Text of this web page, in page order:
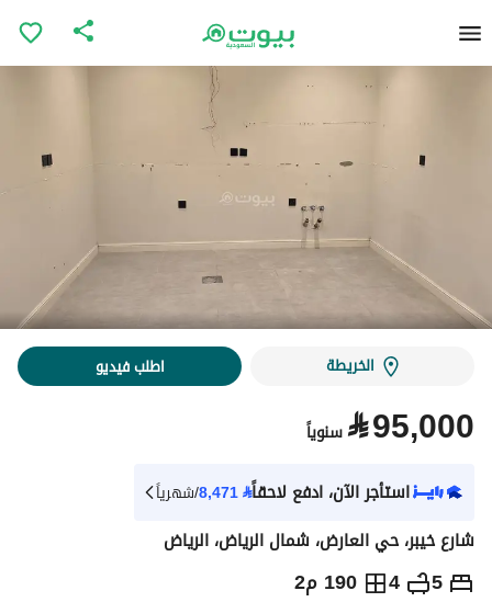
الخريطة اطلب فيديو
⃁95,000 سنوياً
استأجر الآن، ادفع لاحقاً⃁
8,471/شهرياً
شارع خيبر، حي العارض، شمال الرياض، الرياض
5
4 190 م2 ⃁
95,000سنوياً